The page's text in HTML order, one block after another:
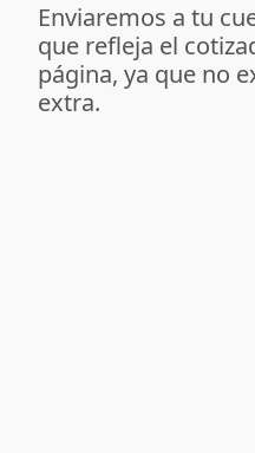
Enviaremos a tu
que refleja el
página, ya que no
extra.